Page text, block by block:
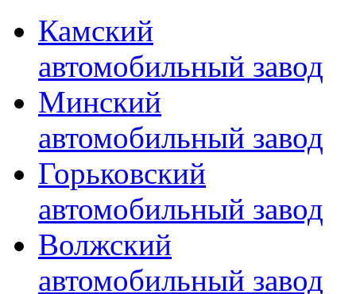
Камский
автомобильный завод
Минский
автомобильный завод
Горьковский
автомобильный завод
Волжский
автомобильный завод